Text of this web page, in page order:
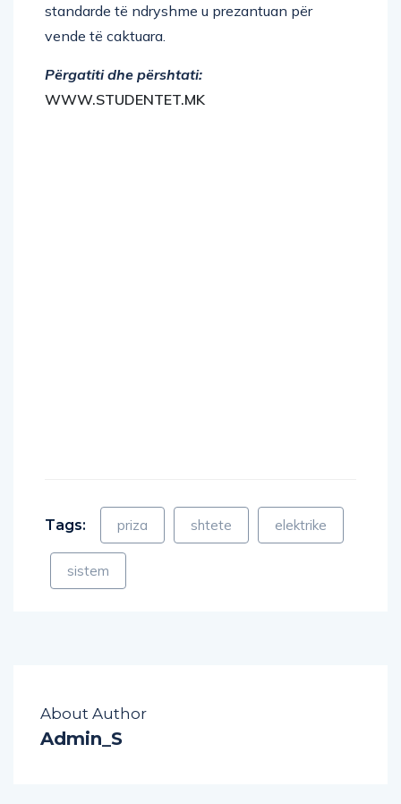
standarde të ndryshme u prezantuan për
vende të caktuara.
Përgatiti dhe përshtati:
WWW.STUDENTET.MK
Tags: priza shtete elektrike
sistem
About Author
Admin_S